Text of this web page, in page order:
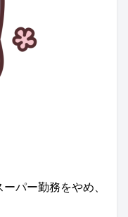
パー勤務をやめ、